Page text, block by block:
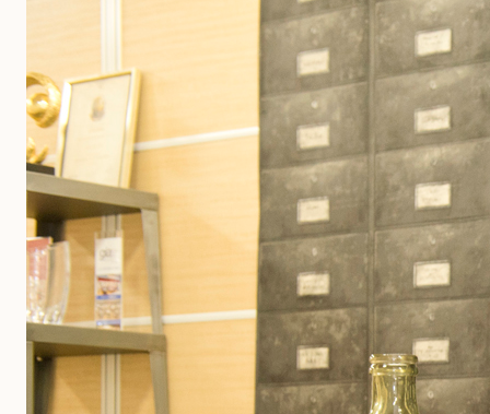
PDF請求書をメール送信
郵送代行
入金消込/督促
債権回収代行
電子化
納品書
連携可能なシステム一覧
Peppol連携
デモ画面を見る
特徴
特徴